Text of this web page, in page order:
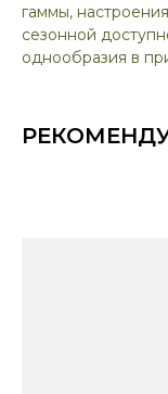
гаммы,
сезонной
однообразия в